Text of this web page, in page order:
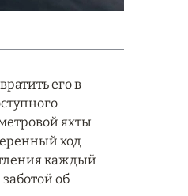
его в
яхты
ход
каждый
об